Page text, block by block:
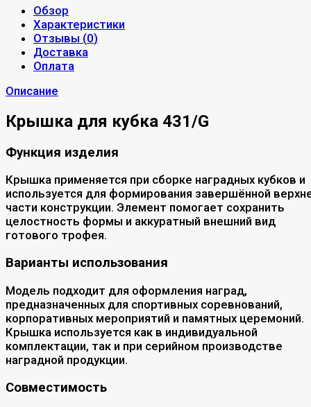
Обзор
Характеристики
Отзывы (0)
Доставка
Оплата
Описание
Крышка для кубка 431/G
Функция изделия
Крышка применяется при сборке наградных кубков и
используется для формирования завершённой
части конструкции. Элемент помогает сохранить
целостность формы и аккуратный внешний вид
готового трофея.
Варианты использования
Модель подходит для оформления наград,
предназначенных для спортивных соревнований,
корпоративных мероприятий и памятных церемоний.
Крышка используется как в индивидуальной
комплектации, так и при серийном производстве
наградной продукции.
Совместимость